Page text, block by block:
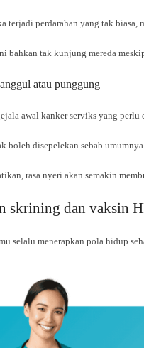
terjadi perdarahan yang tak
bahkan tak kunjung mereda
atau punggung
awal kanker serviks yang
boleh disepelekan sebab
rasa nyeri akan semakin
skrining dan vaksin
selalu menerapkan pola hidup